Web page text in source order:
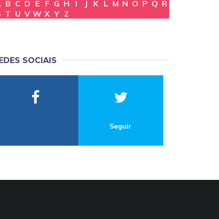
B C D E F G H I J K L M N O P Q R
T U V W X Y Z
SOCIAIS
Seguir